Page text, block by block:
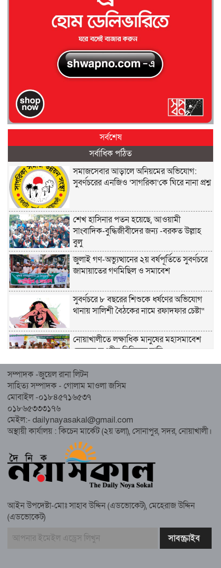
সর্বশেষ
সর্বাধিক পঠিত
সমাজসেবার আড়ালে অনিয়মের অভিযোগ:
সুবর্ণচরের এনজিও ‘সাগরিকা’কে ঘিরে নানা প্রশ্ন
শেখ হাসিনার পতন হয়েছে, আওয়ামী
সাংবাদিক-বুদ্ধিজীবীদের জন্য -বরকত উল্লাহ
বুলু
জুলাই গণ-অভ্যুত্থানের ২য় বর্ষপূর্তিতে সুবর্ণচরে
জামায়াতের গণমিছিল ও সমাবেশ
সুবর্ণচরে ৮ বছরের শিশুকে ধর্ষণের অভিযোগ
থানায় সালিশী বৈঠকের নামে রফাদফার চেষ্টা“
নোয়াখালীতে লক্ষাধিক মানুষের মহাসমাবেশ
হেজবুত তওহীদ নিষিদ্ধের দাবি
নোয়াখালীতে ইসলামী মহাসমাবেশের প্রস্তুতি
সম্পন্ন, অংশ নেবেন লক্ষাধিক মানুষ
নোয়াখালীতে ইসলামী ছাত্রশিবিরের ‘অদম্য
জুলাই’ মিছিল
সুবর্ণচরে মায়ের অভিযোগে সাবেক ভাইস
চেয়ারম্যান গ্রেপ্তার
স্মরণ সভায় মিলাদ ও দোয়া
সম্পাদক -জুয়েল রানা লিটন
সাহিত্য সম্পাদক - গোলাম মাওলা জসিম
মোবাইল -০১৮৪৫৭১৬৫৩৭
০১৮৬৫৩৩৩১৭৬
মেইল:- dailynayasakal@gmail.com
অস্থায়ী কার্যালয় : কিচেন মার্কেট (২য় তলা), সোনাপুর, সদর, নোয়াখালী।
আইন উপদেষ্টা-মোঃ সাহাব উদ্দিন (এডভোকেট), মেহেরাজ উদ্দিন
(এডভোকেট)